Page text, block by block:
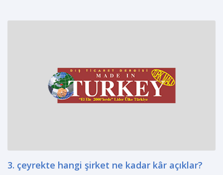
3. çeyrekte hangi şirket ne kadar kâr açıklar?